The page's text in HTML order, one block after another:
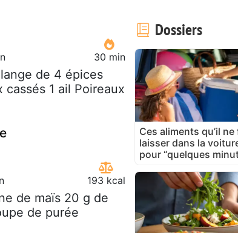
30 min
de 4 épices
1 ail Poireaux
193 kcal
de maïs 20 g de
de purée
Dossiers
Ces aliments qu’il
laisser dans la
pour “quelques